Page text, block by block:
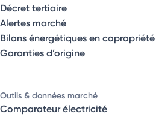
Décret tertiaire
Alertes marché
Bilans énergétiques en copropriété
Garanties d’origine
Outils & données marché
Comparateur électricité